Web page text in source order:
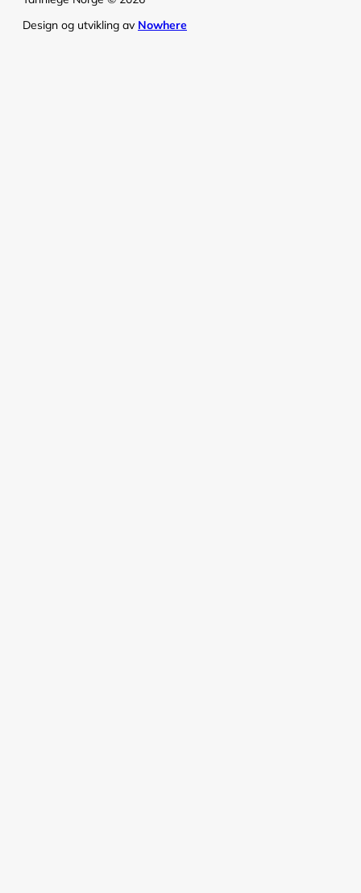
Design og utvikling av Nowhere